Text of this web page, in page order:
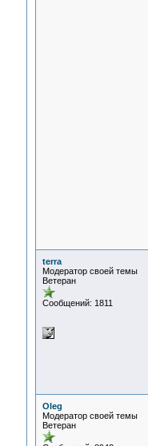
terra
Модератор своей темы
Ветеран
Сообщений: 1811
Oleg
Модератор своей темы
Ветеран